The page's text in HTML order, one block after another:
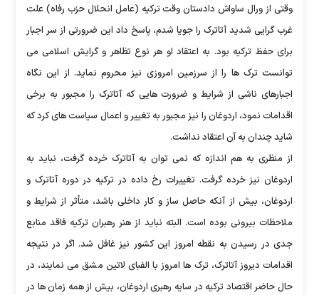
وقتی از ورال ساواش دادستان وقت ترکیه (عامل انحلال حزب رفاه) علت
غرب گرایی شدید آتاترک را جویا شدم، پاسخ داد این ضرورتی از سر اجبار
برای حفظ ترکیه بود. به اعتقاد او هر نوع تظاهر و گرایش اسلامی می
توانست ترک ها را از سرزمین امروزی نیز محروم نماید. از این نگاه
اجبارهای ناشی از شرایط و ضرورت هایی که آتاترک را مجبور به برخی
اقدامات نمود، اردوغان را نیز مجبور به تغییر و اعمال سیاست های کرد که
شاید چندان به آن اعتقاد نداشت.
از منظری به هم اندازه که نمی توان به آتاترک خرده گرفت، نباید به
اردوغان نیز خرده گرفت. تغییرات رخ داده در ترکیه در دوره آتاترک و
اردوغان، بیش از آنکه حاصل ساز و کار داخلی باشد، متأثر از شرایط و
ملاحظات بیرونی بوده است. البته نباید از هنر رهبران ترکیه فاقد منابع
جدی در رسیدن به نقطه امروز این کشور نیز غافل شد. اگر در نتیجه
اقدامات دیروز آتاترک، ترک ها امروز با الفبای لاتین مشق می نمایند، در
حال حاضر اقتصاد ترکیه در سایه رهبری اردوغان، بیش از همه زمان ها در